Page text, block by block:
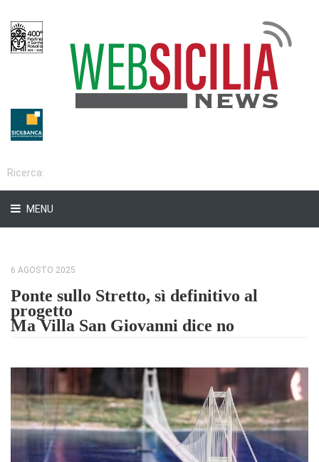
MENU
6 AGOSTO 2025
Ponte sullo Stretto, sì definitivo al
progetto
Ma Villa San Giovanni dice no